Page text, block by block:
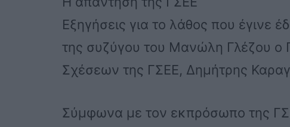
Εξηγήσεις για το λάθος που έγινε
της συζύγου του Μανώλη Γλέζου ο
Σχέσεων της ΓΣΕΕ, Δημήτρης
Σύμφωνα με τον εκπρόσωπο της